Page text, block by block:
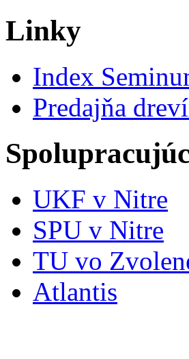
Linky
Index
Predajňa
UKF v Nitre
SPU v Nitre
TU vo
Atlantis